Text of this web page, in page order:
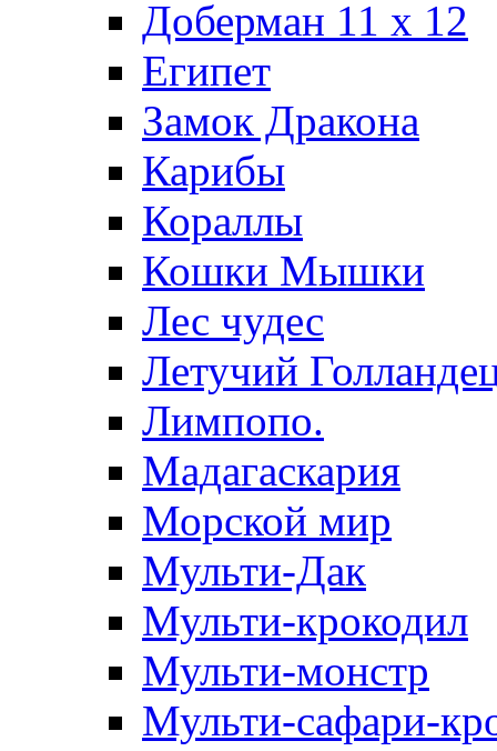
Доберман 11 х 12
Египет
Замок Дракона
Карибы
Кораллы
Кошки Мышки
Лес чудес
Летучий
Лимпопо.
Мадагаскария
Морской мир
Мульти-Дак
Мульти-крокодил
Мульти-монстр
Мульти-сафари-